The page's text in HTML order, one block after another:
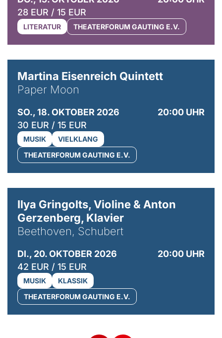
28 EUR / 15 EUR
LITERATUR THEATERFORUM GAUTING E.V.
Martina Eisenreich Quintett
Paper Moon
SO., 18. OKTOBER 2026
20:00 UHR
30 EUR / 15 EUR
MUSIK
VIELKLANG
THEATERFORUM GAUTING E.V.
Ilya Gringolts, Violine & Anton
Gerzenberg, Klavier
Beethoven, Schubert
DI., 20. OKTOBER 2026
20:00 UHR
42 EUR / 15 EUR
MUSIK
KLASSIK
THEATERFORUM GAUTING E.V.